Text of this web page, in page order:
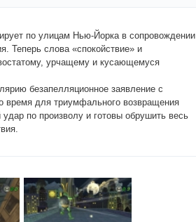
по улицам Нью-Йорка в сопровождении
Теперь слова «спокойствие» и
урчащему и кусающемуся
безапелляционное заявление с
время для триумфального возвращения
по произволу и готовы обрушить весь